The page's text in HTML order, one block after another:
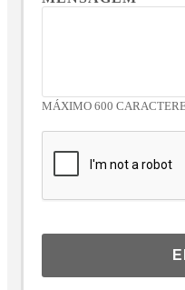
MÁXIMO 600